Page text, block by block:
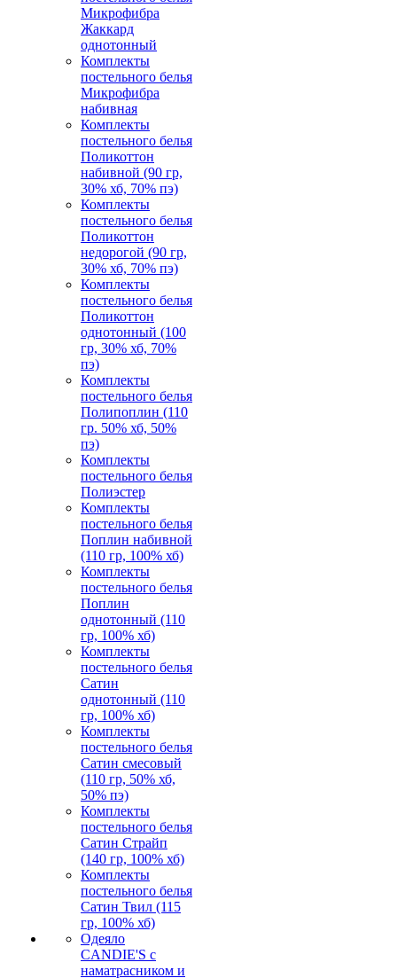
Микрофибра
Жаккард
однотонный
Комплекты
постельного белья
Микрофибра
набивная
Комплекты
постельного белья
Поликоттон
набивной (90 гр,
30% хб, 70% пэ)
Комплекты
постельного белья
Поликоттон
недорогой (90 гр,
30% хб, 70% пэ)
Комплекты
постельного белья
Поликоттон
однотонный (100
гр, 30% хб, 70%
пэ)
Комплекты
постельного белья
Полипоплин (110
гр. 50% хб, 50%
пэ)
Комплекты
постельного белья
Полиэстер
Комплекты
постельного белья
Поплин набивной
(110 гр, 100% хб)
Комплекты
постельного белья
Поплин
однотонный (110
гр, 100% хб)
Комплекты
постельного белья
Сатин
однотонный (110
гр, 100% хб)
Комплекты
постельного белья
Сатин смесовый
(110 гр, 50% хб,
50% пэ)
Комплекты
постельного белья
Сатин Страйп
(140 гр, 100% хб)
Комплекты
постельного белья
Сатин Твил (115
гр, 100% хб)
Одеяло
CANDIE'S с
наматрасником и